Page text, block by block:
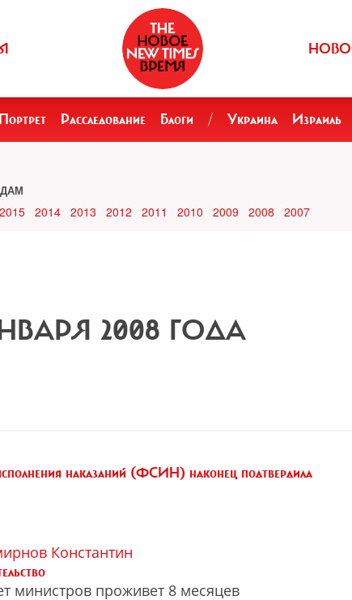
Портрет Расследование Блоги / Украина Израиль
2015 2014 2013 2012 2011 2010 2009 2008 2007
2008 ГОДА
наказаний (ФСИН) наконец подтвердила
Константин
министров проживет 8 месяцев